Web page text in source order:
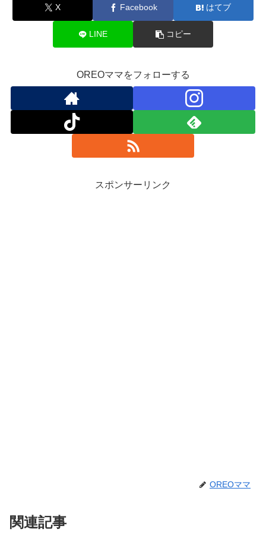
X Facebook はてブ
LINE コピー
OREOママをフォローする
スポンサーリンク
OREOママ
関連記事